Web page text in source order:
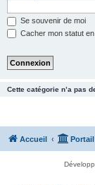
Se souvenir de moi
Cacher mon statut
Cette catégorie n’a pas
Accueil Portail